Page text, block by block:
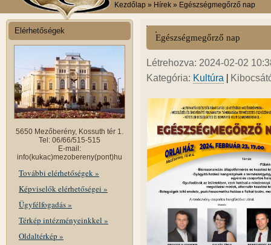
Kezdőlap » Hírek » Egészségmegőrző nap
Elérhetőségek
5650 Mezőberény, Kossuth tér 1.
Tel: 06/66/515-515
E-mail:
info(kukac)mezobereny(pont)hu
További elérhetőségek »
Képviselők elérhetőségei »
Ügyfélfogadás »
Térkép intézményeinkkel »
Oldaltérkép »
Egészségmegőrző nap
Létrehozva: 2024-02-02
Kategória: Kultúra |